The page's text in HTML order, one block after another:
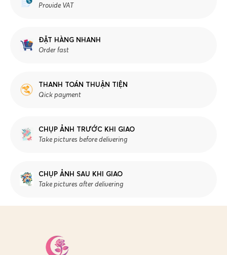
Provide VAT
ĐẶT HÀNG NHANH
Order fast
THANH TOÁN THUẬN TIỆN
Qick payment
CHỤP ẢNH TRƯỚC KHI GIAO
Take pictures before delivering
CHỤP ẢNH SAU KHI GIAO
Take pictures after delivering